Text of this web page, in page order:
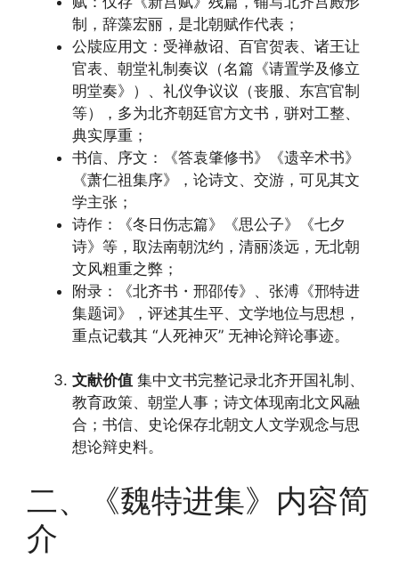
制，辞藻宏丽，是北朝赋作代表；
公牍应用文：受禅赦诏、百官贺表、诸王让
官表、朝堂礼制奏议（名篇《请置学及修立
明堂奏》）、礼仪争议议（丧服、东宫官制
等），多为北齐朝廷官方文书，骈对工整、
典实厚重；
书信、序文：《答袁肇修书》《遗辛术书》
《萧仁祖集序》，论诗文、交游，可见其文
学主张；
诗作：《冬日伤志篇》《思公子》《七夕
诗》等，取法南朝沈约，清丽淡远，无北朝
文风粗重之弊；
附录：《北齐书・邢邵传》、张溥《邢特进
集题词》，评述其生平、文学地位与思想，
重点记载其 “人死神灭” 无神论辩论事迹。
文献价值 集中文书完整记录北齐开国礼制、
教育政策、朝堂人事；诗文体现南北文风融
合；书信、史论保存北朝文人文学观念与思
想论辩史料。
二、《魏特进集》内容简
介